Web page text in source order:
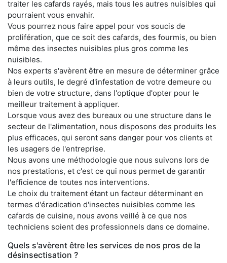
traiter les cafards rayés, mais tous les autres nuisibles qui
pourraient vous envahir.
Vous pourrez nous faire appel pour vos soucis de
prolifération, que ce soit des cafards, des fourmis, ou bien
même des insectes nuisibles plus gros comme les
nuisibles.
Nos experts s'avèrent être en mesure de déterminer grâce
à leurs outils, le degré d'infestation de votre demeure ou
bien de votre structure, dans l'optique d'opter pour le
meilleur traitement à appliquer.
Lorsque vous avez des bureaux ou une structure dans le
secteur de l'alimentation, nous disposons des produits les
plus efficaces, qui seront sans danger pour vos clients et
les usagers de l'entreprise.
Nous avons une méthodologie que nous suivons lors de
nos prestations, et c'est ce qui nous permet de garantir
l'efficience de toutes nos interventions.
Le choix du traitement étant un facteur déterminant en
termes d'éradication d'insectes nuisibles comme les
cafards de cuisine, nous avons veillé à ce que nos
techniciens soient des professionnels dans ce domaine.
Quels s'avèrent être les services de nos pros de la
désinsectisation ?